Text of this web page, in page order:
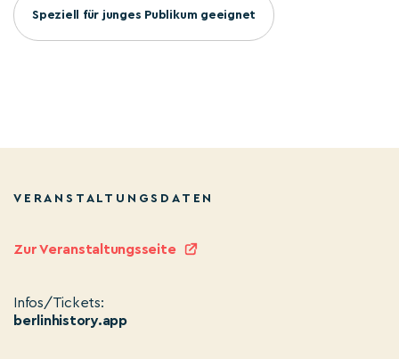
Speziell für junges Publikum geeignet
VERANSTALTUNGSDATEN
Zur Veranstaltungsseite
Infos/Tickets:
berlinhistory.app